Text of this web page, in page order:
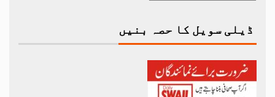
ڈیلی سویل کا حصہ بنیں